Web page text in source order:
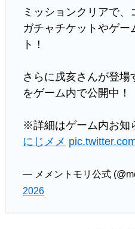
ミッションクリアで
ガチャチケットやゲー
ト！
さらに戌亥さんが登
をゲーム内で公開中！
※詳細はゲーム内お知
にじメメ
— メメントモリ公式
2026